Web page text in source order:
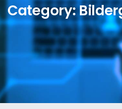
Category: